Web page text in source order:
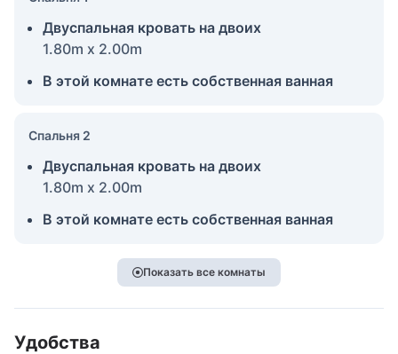
Двуспальная кровать на двоих
1.80m x 2.00m
В этой комнате есть собственная ванная
Спальня 2
Двуспальная кровать на двоих
1.80m x 2.00m
В этой комнате есть собственная ванная
Показать все комнаты
Удобства